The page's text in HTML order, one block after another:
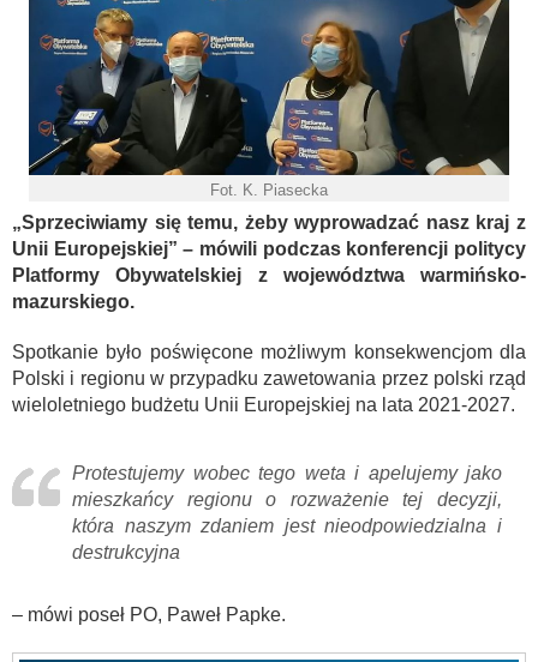
Fot. K. Piasecka
„Sprzeciwiamy się temu, żeby wyprowadzać nasz kraj z
Unii Europejskiej” – mówili podczas konferencji politycy
Platformy Obywatelskiej z województwa warmińsko-
mazurskiego.
Spotkanie było poświęcone możliwym konsekwencjom dla
Polski i regionu w przypadku zawetowania przez polski rząd
wieloletniego budżetu Unii Europejskiej na lata 2021-2027.
Protestujemy wobec tego weta i apelujemy jako
mieszkańcy regionu o rozważenie tej decyzji,
która naszym zdaniem jest nieodpowiedzialna i
destrukcyjna
– mówi poseł PO, Paweł Papke.